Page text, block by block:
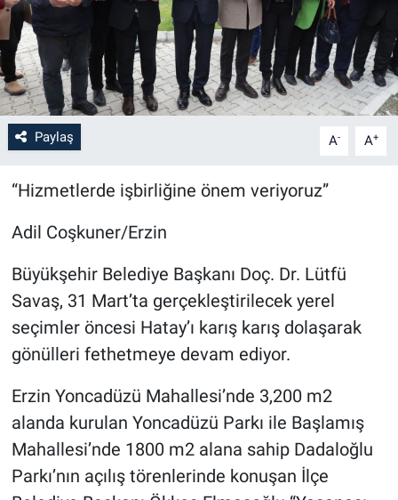
Paylaş A- A+
“Hizmetlerde işbirliğine önem veriyoruz”
Adil Coşkuner/Erzin
Büyükşehir Belediye Başkanı Doç. Dr. Lütfü
Savaş, 31 Mart’ta gerçekleştirilecek yerel
seçimler öncesi Hatay’ı karış karış dolaşarak
gönülleri fethetmeye devam ediyor.
Erzin Yoncadüzü Mahallesi’nde 3,200 m2
alanda kurulan Yoncadüzü Parkı ile Başlamış
Mahallesi’nde 1800 m2 alana sahip Dadaloğlu
Parkı’nın açılış törenlerinde konuşan İlçe